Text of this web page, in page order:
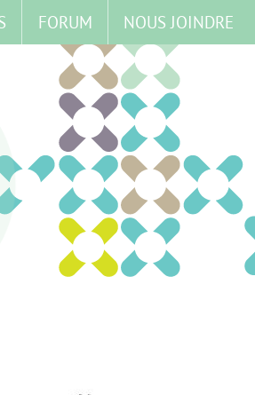
FORUM NOUS JOINDRE